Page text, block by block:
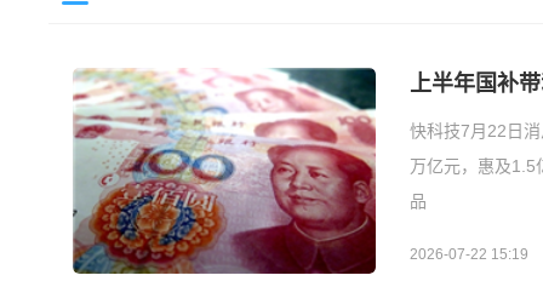
上半年国补
快科技7月22日
万亿元，惠及1.5
品
2026-07-22 15:19